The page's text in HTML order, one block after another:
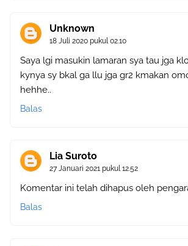
Unknown
18 Juli 2020 pukul 02.10
Saya lgi masukin lamaran sya tau jga
kynya sy bkal ga llu jga gr2 kmakan
hehhe..
Balas
Lia Suroto
27 Januari 2021 pukul 12.52
Komentar ini telah dihapus oleh
Balas